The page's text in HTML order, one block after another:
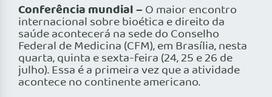
Conferência mundial –O maior encontro
internacional sobre bioética e direito da
saúde acontecerá na sede do Conselho
Federal de Medicina (CFM), em Brasília, nesta
quarta, quinta e sexta-feira (24, 25 e 26 de
julho). Essa é a primeira vez que a atividade
acontece no continente americano.